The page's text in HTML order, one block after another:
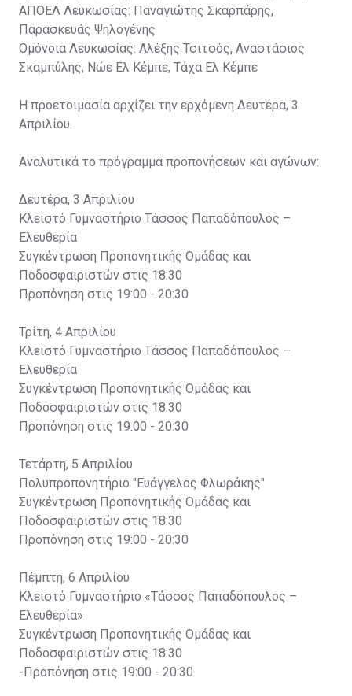
ΑΠΟΕΛ Λευκωσίας: Παναγιώτης Σκαρπάρης,
Παρασκευάς Ψηλογένης
Ομόνοια Λευκωσίας: Αλέξης Τσιτσός, Αναστάσιος
Σκαμπύλης, Νώε Ελ Κέμπε, Τάχα Ελ Κέμπε
Η προετοιμασία αρχίζει την ερχόμενη Δευτέρα, 3
Απριλίου.
Αναλυτικά το πρόγραμμα προπονήσεων και αγώνων:
Δευτέρα, 3 Απριλίου
Κλειστό Γυμναστήριο Τάσσος Παπαδόπουλος –
Ελευθερία
Συγκέντρωση Προπονητικής Ομάδας και
Ποδοσφαιριστών στις 18:30
Προπόνηση στις 19:00 - 20:30
Τρίτη, 4 Απριλίου
Κλειστό Γυμναστήριο Τάσσος Παπαδόπουλος –
Ελευθερία
Συγκέντρωση Προπονητικής Ομάδας και
Ποδοσφαιριστών στις 18:30
Προπόνηση στις 19:00 - 20:30
Τετάρτη, 5 Απριλίου
Πολυπροπονητήριο "Ευάγγελος Φλωράκης"
Συγκέντρωση Προπονητικής Ομάδας και
Ποδοσφαιριστών στις 18:30
Προπόνηση στις 19:00 - 20:30
Πέμπτη, 6 Απριλίου
Κλειστό Γυμναστήριο «Τάσσος Παπαδόπουλος –
Ελευθερία»
Συγκέντρωση Προπονητικής Ομάδας και
Ποδοσφαιριστών στις 18:30
-Προπόνηση στις 19:00 - 20:30